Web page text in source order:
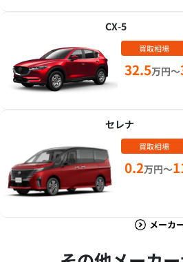
CX-5
買取相場
32.5万円～
セレナ
買取相場
0.2万円～
メーカ